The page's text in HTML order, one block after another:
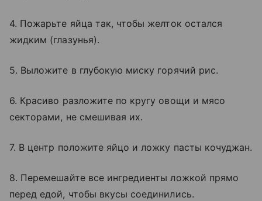
4. Пожарьте яйца так, чтобы желток остался
жидким (глазунья).
5. Выложите в глубокую миску горячий рис.
6. Красиво разложите по кругу овощи и мясо
секторами, не смешивая их.
7. В центр положите яйцо и ложку пасты кочуджан.
8. Перемешайте все ингредиенты ложкой прямо
перед едой, чтобы вкусы соединились.